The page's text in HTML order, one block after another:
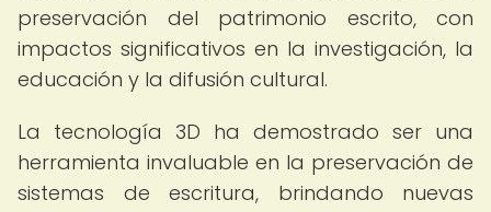
preservación del patrimonio escrito, con
impactos significativos en la investigación, la
educación y la difusión cultural.
La tecnología 3D ha demostrado ser una
herramienta invaluable en la preservación de
sistemas de escritura, brindando nuevas